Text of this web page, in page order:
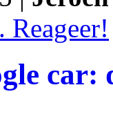
Reageer!
car: